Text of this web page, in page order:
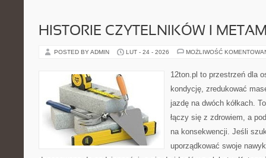
HISTORIE CZYTELNIKÓW I
POSTED BY ADMIN LUT - 24 - 2026 MOŻLIWOŚĆ
12ton.pl to przestrzeń dla
kondycję, zredukować
jazdę na dwóch kółkach.
łączy się z zdrowiem, a
na konsekwencji. Jeśli
uporządkować swoje